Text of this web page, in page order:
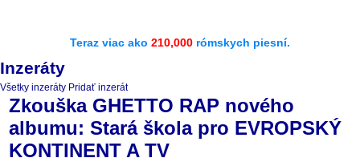
Teraz viac ako 210,000 rómskych piesní.
Inzeráty
Všetky inzeráty Pridať inzerát
Zkouška GHETTO RAP nového
albumu: Stará škola pro EVROPSKÝ
KONTINENT A TV